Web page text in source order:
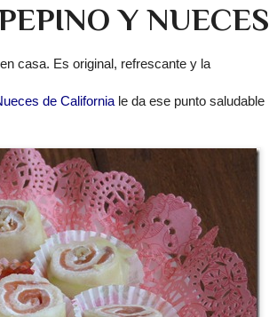
Y NUECES
casa. Es original, refrescante y la
de California le da ese punto saludable